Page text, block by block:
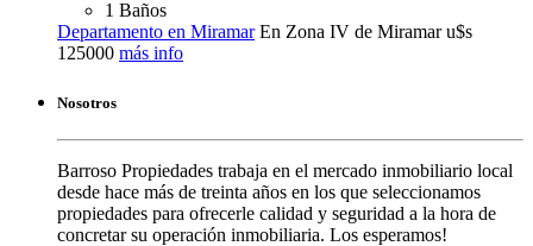
1 Baños
Departamento en Miramar En Zona IV de Miramar u$s
125000 más info
Nosotros
Barroso Propiedades trabaja en el mercado inmobiliario local
desde hace más de treinta años en los que seleccionamos
propiedades para ofrecerle calidad y seguridad a la hora de
concretar su operación inmobiliaria. Los esperamos!